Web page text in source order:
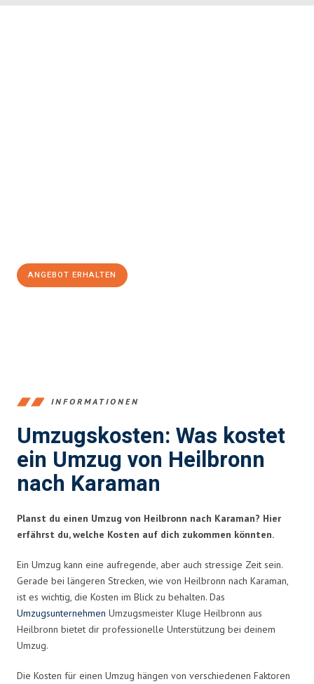
ANGEBOT ERHALTEN
INFORMATIONEN
Umzugskosten: Was kostet
ein Umzug von Heilbronn
nach Karaman
Planst du einen Umzug von Heilbronn nach Karaman? Hier
erfährst du, welche Kosten auf dich zukommen könnten.
Ein Umzug kann eine aufregende, aber auch stressige Zeit sein.
Gerade bei längeren Strecken, wie von Heilbronn nach Karaman,
ist es wichtig, die Kosten im Blick zu behalten. Das
Umzugsunternehmen Umzugsmeister Kluge Heilbronn aus
Heilbronn bietet dir professionelle Unterstützung bei deinem
Umzug.
Die Kosten für einen Umzug hängen von verschiedenen Faktoren